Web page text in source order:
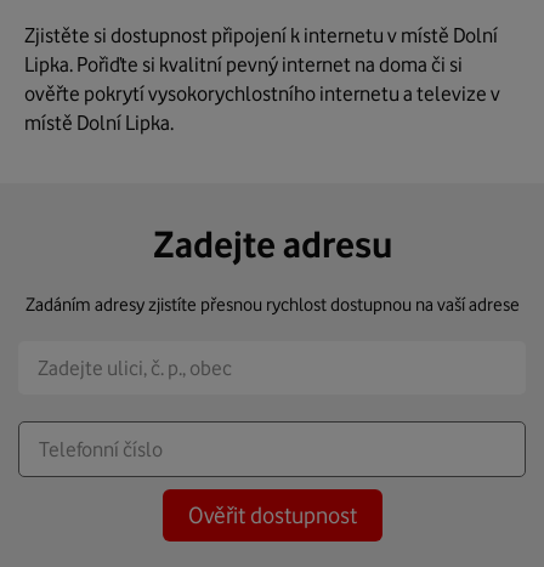
Zjistěte si dostupnost připojení k internetu v místě Dolní
Lipka. Pořiďte si kvalitní pevný internet na doma či si
ověřte pokrytí vysokorychlostního internetu a televize v
místě Dolní Lipka.
Zadejte adresu
Zadáním adresy zjistíte přesnou rychlost dostupnou na vaší adrese
Ověřit dostupnost